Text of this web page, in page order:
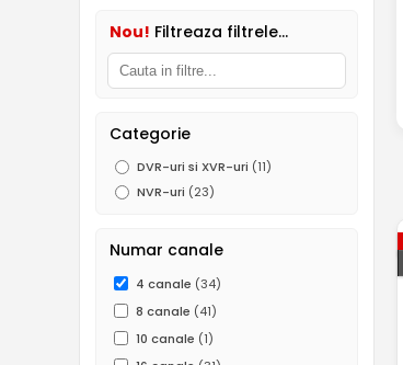
Nou! Filtreaza filtrele...
Categorie
DVR-uri si XVR-uri (11)
NVR-uri (23)
Numar canale
4 canale (34)
8 canale (41)
10 canale (1)